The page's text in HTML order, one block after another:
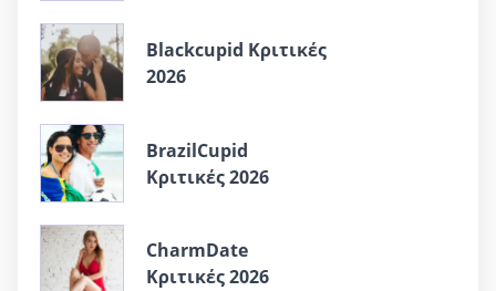
Blackcupid Κριτικές
2026
BrazilCupid
Κριτικές 2026
CharmDate
Κριτικές 2026